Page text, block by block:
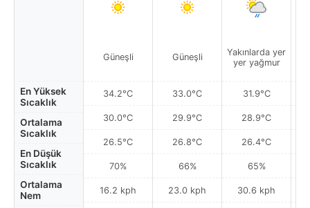
En Yüksek
Sıcaklık
Ortalama
Sıcaklık
En Düşük
Sıcaklık
Ortalama
Nem
Güneşli
34.2°C
30.0°C
26.5°C
70%
16.2 kph
Güneşli
33.0°C
29.9°C
26.8°C
66%
23.0 kph
Yakınlarda yer
yer yağmur
31.9°C
28.9°C
26.4°C
65%
30.6 kph